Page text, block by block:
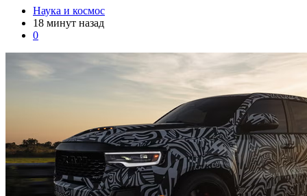
Авторневходит в состав редакции iXBT.com
5260 0
Путешествия и туризм 205 RSS
Вступить
Не упускай интересное! Подпишись на нас в ВК и Telegram.
Пожаловаться на комментарий